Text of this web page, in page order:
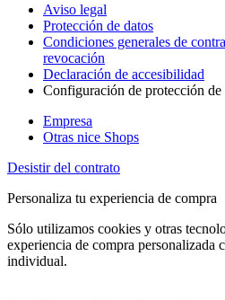
Aviso legal
Protección de datos
Condiciones generales de
revocación
Declaración de accesibilidad
Configuración de protección de
Empresa
Otras nice Shops
Desistir del contrato
Personaliza tu experiencia de compra
Sólo utilizamos cookies y otras
experiencia de compra personalizada
individual.